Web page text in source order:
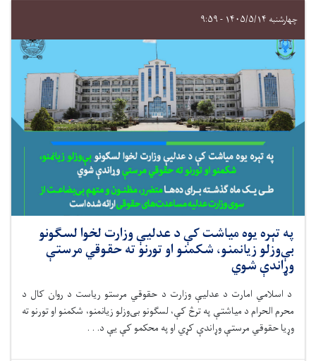
چهارشنبه ۱۴۰۵/۵/۱۴ - ۹:۵۹
په تېره یوه میاشت کې د عدلیې وزارت لخوا لسګونو
بې‌وزلو زیانمنو، شکمنو او تورنو ته حقوقي مرستې
وړاندې شوي
د اسلامي امارت د عدلیې وزارت د حقوقي مرستو رياست د روان کال د
محرم الحرام د میاشتې په ترڅ کې، لسګونو بی‌وزلو زیانمنو، شکمنو او تورنو ته
وړیا حقوقي مرستې وړاندې کړي او په محکمو کې يې د. . .